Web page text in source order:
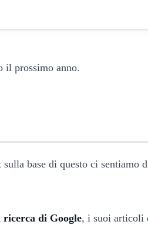
il prossimo anno.
sulla base di questo ci
ricerca di Google, i suoi articoli